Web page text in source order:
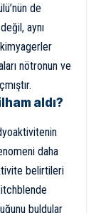
de
aynı
nötronun ve
aldı?
daha
belirtileri
buldular